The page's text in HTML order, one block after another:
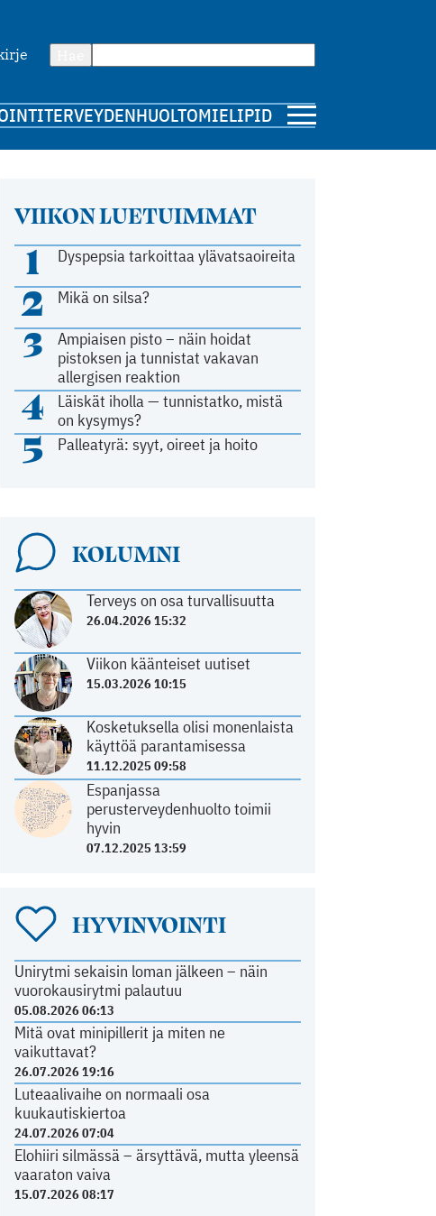
TERVEYDENHUOLTOMIELIPIDE
VIIKON LUETUIMMAT
1 Dyspepsia tarkoittaa ylävatsaoireita
2 Mikä on silsa?
3
Ampiaisen pisto – näin hoidat
pistoksen ja tunnistat vakavan
allergisen reaktion
4
Läiskät iholla — tunnistatko, mistä
on kysymys?
5 Palleatyrä: syyt, oireet ja hoito
KOLUMNI
Terveys on osa turvallisuutta
26.04.2026 15:32
Viikon käänteiset uutiset
15.03.2026 10:15
Kosketuksella olisi monenlaista
käyttöä parantamisessa
11.12.2025 09:58
Espanjassa
perusterveydenhuolto toimii
hyvin
07.12.2025 13:59
HYVINVOINTI
Unirytmi sekaisin loman jälkeen – näin
vuorokausirytmi palautuu
05.08.2026 06:13
Mitä ovat minipillerit ja miten ne
vaikuttavat?
26.07.2026 19:16
Luteaalivaihe on normaali osa
kuukautiskiertoa
24.07.2026 07:04
Elohiiri silmässä – ärsyttävä, mutta yleensä
vaaraton vaiva
15.07.2026 08:17